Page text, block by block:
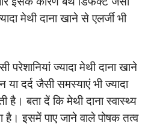
मेथी दाना खाने से एलर्जी भी
ज्यादा मेथी दाना खाने
दर्द जैसी समस्याएं भी ज्यादा
है। बता दें कि मेथी दाना स्वास्थ्य
है। इसमें पाए जाने वाले पोषक तत्व